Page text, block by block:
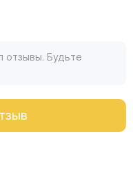
отзывы. Будьте